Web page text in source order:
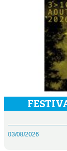
03/08/2026